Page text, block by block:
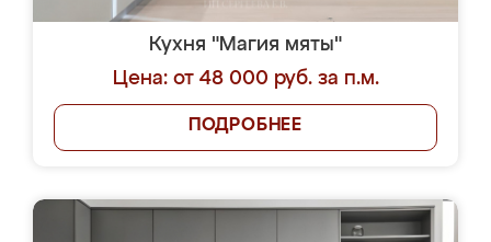
Кухня "Магия мяты"
Цена: от 48 000 руб. за п.м.
ПОДРОБНЕЕ